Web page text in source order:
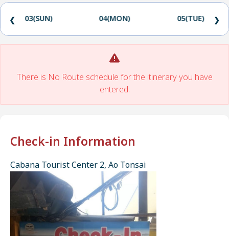
03(SUN) 04(MON) 05(TUE)
❮ ❯
There is No Route schedule for the itinerary you have
entered.
Check-in Information
Cabana Tourist Center 2, Ao Tonsai